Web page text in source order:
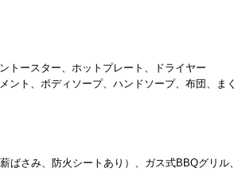
トースター、ホットプレート、ドライヤー
ント、ボディソープ、ハンドソープ、布団、まく
ばさみ、防火シートあり）、ガス式BBQグリル